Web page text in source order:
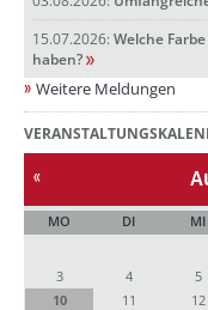
15.07.2026: Welche
haben?
Weitere Meldungen
MO DI MI
3
4 5
10
11 12